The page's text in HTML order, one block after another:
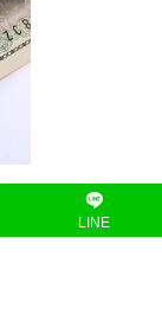
LINE